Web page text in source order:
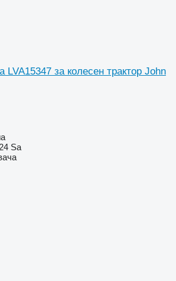
за колесен трактор John
Sa